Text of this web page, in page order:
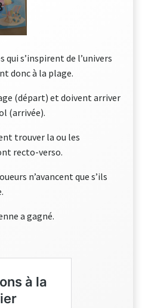
qui s’inspirent de l’univers
donc à la plage.
(départ) et doivent arriver
(arrivée).
trouver la ou les
recto-verso.
n’avancent que s’ils
a gagné.